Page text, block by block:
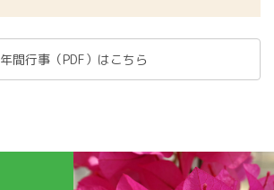
年間行事（PDF）はこちら